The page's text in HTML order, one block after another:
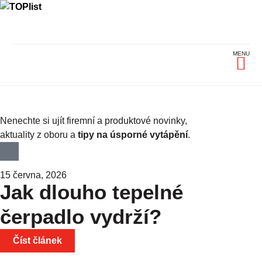
Nenechte si ujít firemní a produktové novinky,
aktuality z oboru a tipy na úsporné vytápění.
15 června, 2026
Jak dlouho tepelné
čerpadlo vydrží?
Číst článek